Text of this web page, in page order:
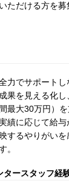
ただける方を募
力でサポート
果を見える化
最大30万円）
績に応じて給与
するやりがい
。
ースタッフ経